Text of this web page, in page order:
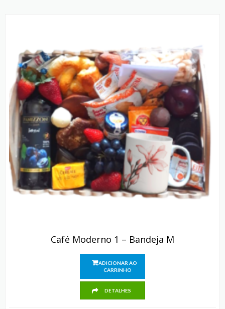
Café Moderno 1 – Bandeja M
ADICIONAR AO
CARRINHO
DETALHES